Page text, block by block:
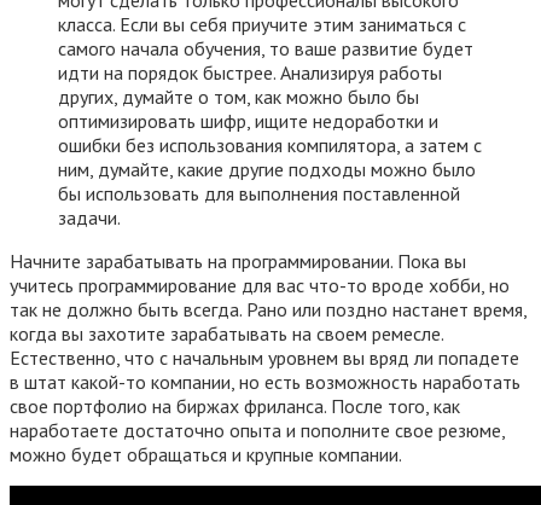
класса. Если вы себя приучите этим заниматься с
самого начала обучения, то ваше развитие будет
идти на порядок быстрее. Анализируя работы
других, думайте о том, как можно было бы
оптимизировать шифр, ищите недоработки и
ошибки без использования компилятора, а затем с
ним, думайте, какие другие подходы можно было
бы использовать для выполнения поставленной
задачи.
Начните зарабатывать на программировании. Пока вы
учитесь программирование для вас что-то вроде хобби, но
так не должно быть всегда. Рано или поздно настанет время,
когда вы захотите зарабатывать на своем ремесле.
Естественно, что с начальным уровнем вы вряд ли попадете
в штат какой-то компании, но есть возможность наработать
свое портфолио на биржах фриланса. После того, как
наработаете достаточно опыта и пополните свое резюме,
можно будет обращаться и крупные компании.